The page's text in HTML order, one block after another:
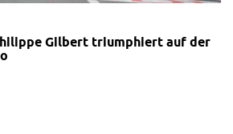
Gilbert triumphiert auf der